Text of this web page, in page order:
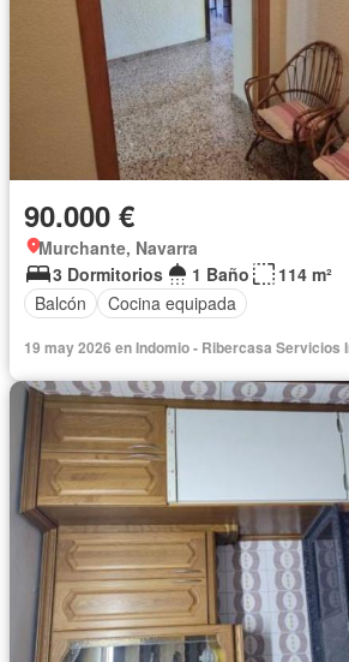
90.000 €
Murchante, Navarra
3 Dormitorios
1 Baño
114 m²
Balcón
Cocina equipada
19 may 2026 en Indomio - Ribercasa Servicios